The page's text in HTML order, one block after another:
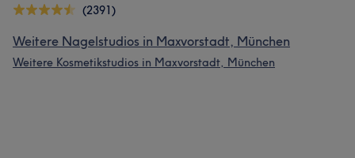
(2391)
Weitere Nagelstudios in Maxvorstadt, München
Weitere Kosmetikstudios in Maxvorstadt, München